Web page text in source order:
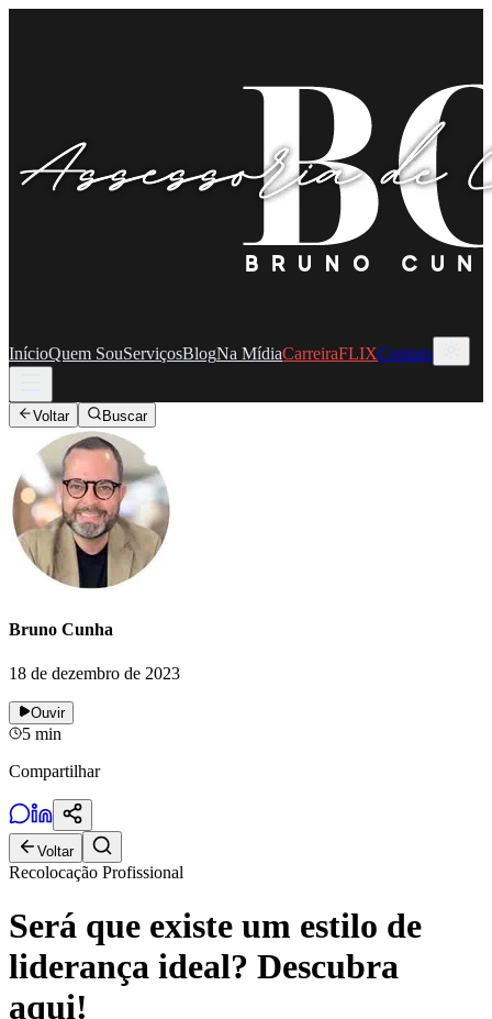
InícioQuem SouServiçosBlogNa MídiaCarreiraFLIXContato
Voltar Buscar
Bruno Cunha
18 de dezembro de 2023
Ouvir
5 min
Compartilhar
Voltar
Recolocação Profissional
Será que existe um estilo de
liderança ideal? Descubra
aqui!